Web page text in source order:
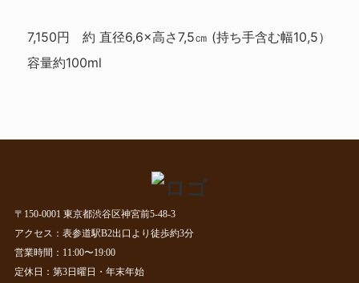
7,150円 約 直径6,6×高さ7,5㎝ (持ち手含む幅10,5）
容量約100ml
〒150-0001 東京都渋谷区神宮前5-48-3
アクセス：表参道駅B2出口より徒歩約3分
営業時間：11:00〜19:00
定休日：第3日曜日・年末年始